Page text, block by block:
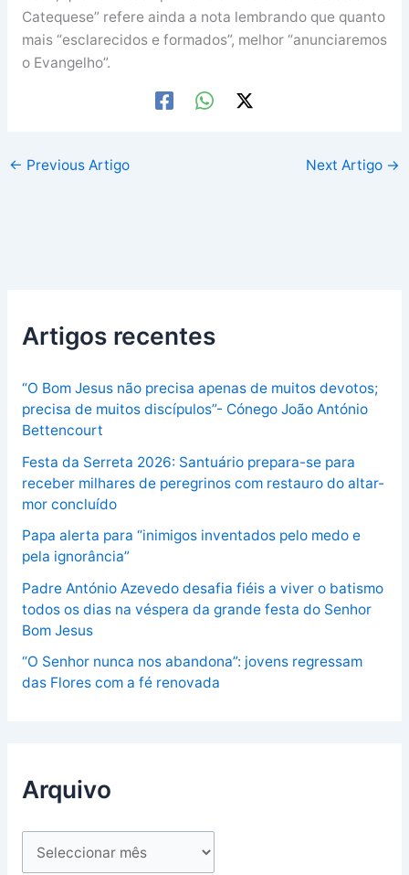
Catequese” refere ainda a nota lembrando que quanto
mais “esclarecidos e formados”, melhor “anunciaremos
o Evangelho”.
← Previous Artigo Next Artigo →
Artigos recentes
“O Bom Jesus não precisa apenas de muitos devotos;
precisa de muitos discípulos”- Cónego João António
Bettencourt
Festa da Serreta 2026: Santuário prepara-se para
receber milhares de peregrinos com restauro do altar-
mor concluído
Papa alerta para “inimigos inventados pelo medo e
pela ignorância”
Padre António Azevedo desafia fiéis a viver o batismo
todos os dias na véspera da grande festa do Senhor
Bom Jesus
“O Senhor nunca nos abandona”: jovens regressam
das Flores com a fé renovada
Arquivo